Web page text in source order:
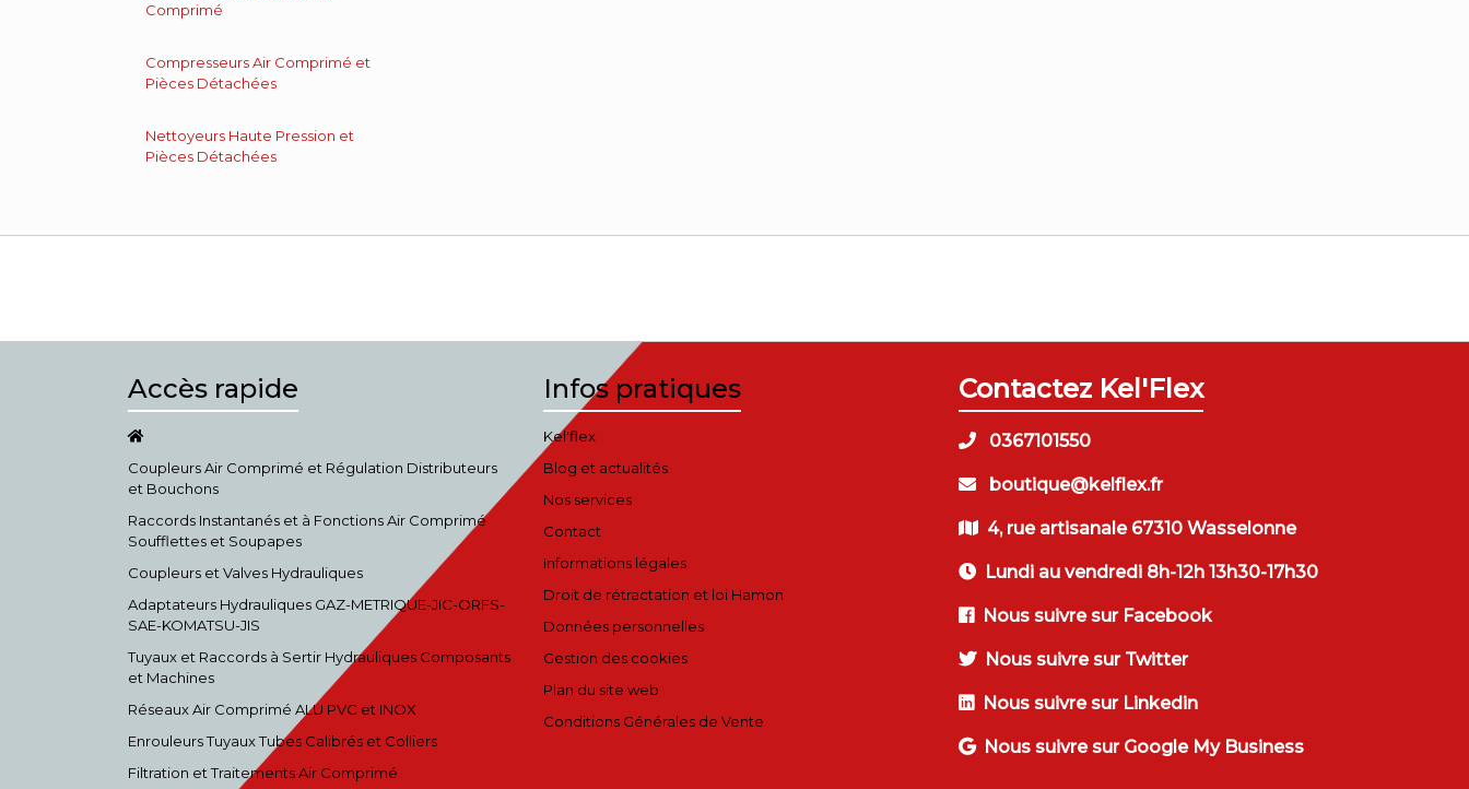
Comprimé
Compresseurs Air Comprimé et
Pièces Détachées
Nettoyeurs Haute Pression et
Pièces Détachées
Accès rapide
Coupleurs Air Comprimé et Régulation Distributeurs
et Bouchons
Raccords Instantanés et à Fonctions Air Comprimé
Soufflettes et Soupapes
Coupleurs et Valves Hydrauliques
Adaptateurs Hydrauliques GAZ-METRIQUE-JIC-ORFS-
SAE-KOMATSU-JIS
Tuyaux et Raccords à Sertir Hydrauliques Composants
et Machines
Réseaux Air Comprimé ALU PVC et INOX
Enrouleurs Tuyaux Tubes Calibrés et Colliers
Filtration et Traitements Air Comprimé
Infos pratiques
Kel'flex
Blog et actualités
Nos services
Contact
Informations légales
Droit de rétractation et loi Hamon
Données personnelles
Gestion des cookies
Plan du site web
Conditions Générales de Vente
Contactez Kel'Flex
0367101550
boutique@kelflex.fr
4, rue artisanale 67310 Wasselonne
Lundi au vendredi 8h-12h 13h30-17h30
Nous suivre sur Facebook
Nous suivre sur Twitter
Nous suivre sur Linkedin
Nous suivre sur Google My Business